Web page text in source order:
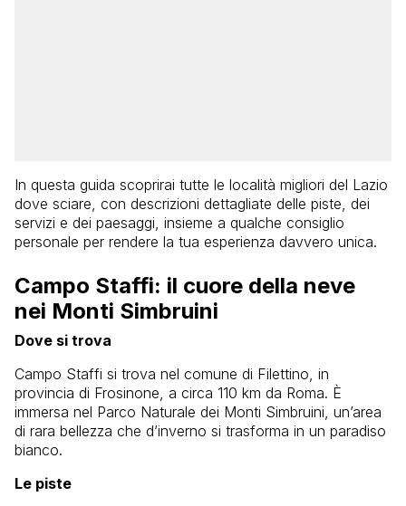
In questa guida scoprirai tutte le località migliori del Lazio
dove sciare, con descrizioni dettagliate delle piste, dei
servizi e dei paesaggi, insieme a qualche consiglio
personale per rendere la tua esperienza davvero unica.
Campo Staffi: il cuore della neve
nei Monti Simbruini
Dove si trova
Campo Staffi si trova nel comune di Filettino, in
provincia di Frosinone, a circa 110 km da Roma. È
immersa nel Parco Naturale dei Monti Simbruini, un’area
di rara bellezza che d’inverno si trasforma in un paradiso
bianco.
Le piste